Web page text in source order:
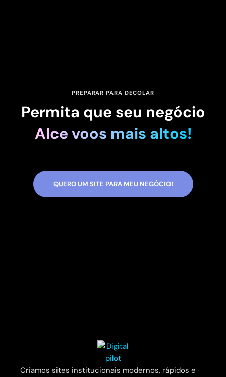
PREPARAR PARA DECOLAR
Permita que seu negócio
Alce voos mais altos!
QUERO UM SITE PARA MEU NEGÓCIO!
Criamos sites institucionais modernos, rápidos e